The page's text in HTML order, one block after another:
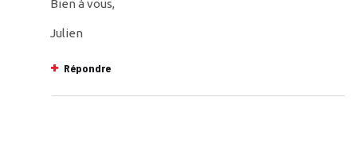
Bien à vous,
Julien
Répondre